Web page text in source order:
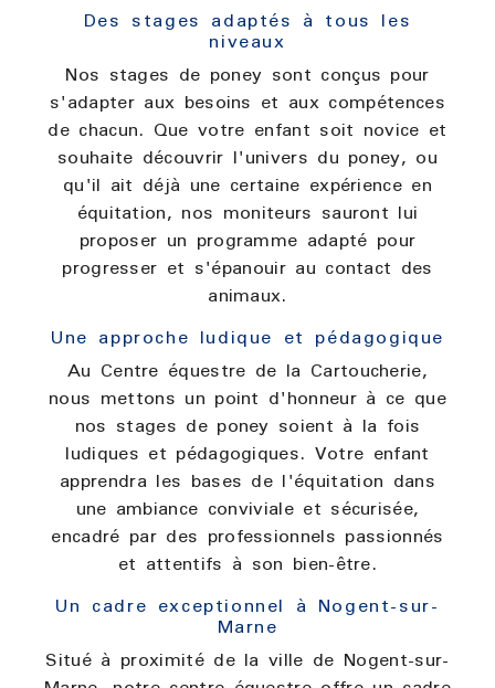
Des stages adaptés à tous les
niveaux
Nos stages de poney sont conçus pour
s'adapter aux besoins et aux compétences
de chacun. Que votre enfant soit novice et
souhaite découvrir l'univers du poney, ou
qu'il ait déjà une certaine expérience en
équitation, nos moniteurs sauront lui
proposer un programme adapté pour
progresser et s'épanouir au contact des
animaux.
Une approche ludique et pédagogique
Au Centre équestre de la Cartoucherie,
nous mettons un point d'honneur à ce que
nos stages de poney soient à la fois
ludiques et pédagogiques. Votre enfant
apprendra les bases de l'équitation dans
une ambiance conviviale et sécurisée,
encadré par des professionnels passionnés
et attentifs à son bien-être.
Un cadre exceptionnel à Nogent-sur-
Marne
Situé à proximité de la ville de Nogent-sur-